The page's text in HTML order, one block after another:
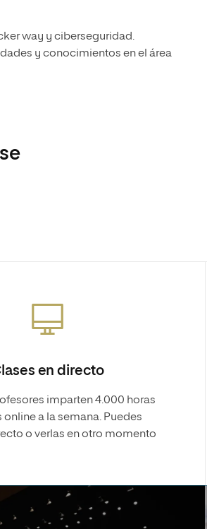
way y ciberseguridad.
y conocimientos en el área
en directo
imparten 4.000 horas
online a la semana. Puedes
o verlas en otro momento